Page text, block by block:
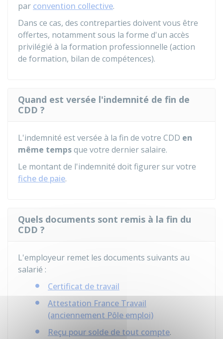
par convention collective.
Dans ce cas, des contreparties doivent vous être
offertes, notamment sous la forme d'un accès
privilégié à la formation professionnelle (action
de formation, bilan de compétences).
Quand est versée l'indemnité de fin de
CDD ?
L'indemnité est versée à la fin de votre CDD en
même tempsque votre dernier salaire.
Le montant de l'indemnité doit figurer sur votre
fiche de paie.
Quels documents sont remis à la fin du
CDD ?
L'employeur remet les documents suivants au
salarié :
Certificat de travail
Attestation France Travail
(anciennement Pôle emploi)
Reçu pour solde de tout compte.